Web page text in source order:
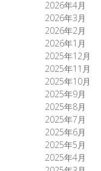
2026年4月
2026年3月
2026年2月
2026年1月
2025年12月
2025年11月
2025年10月
2025年9月
2025年8月
2025年7月
2025年6月
2025年5月
2025年4月